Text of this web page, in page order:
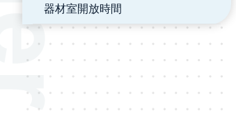
器材室開放時間